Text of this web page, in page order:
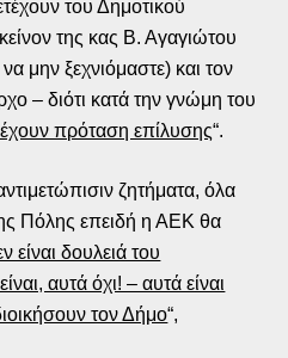
του Δημοτικού
της κας Β. Αγαγιώτου
μην ξεχνιόμαστε) και τον
– διότι κατά την γνώμη του
πρόταση επίλυσης“.
ζητήματα, όλα
Πόλης επειδή η ΑΕΚ θα
είναι δουλειά του
αυτά όχι! – αυτά είναι
τον Δήμο“,